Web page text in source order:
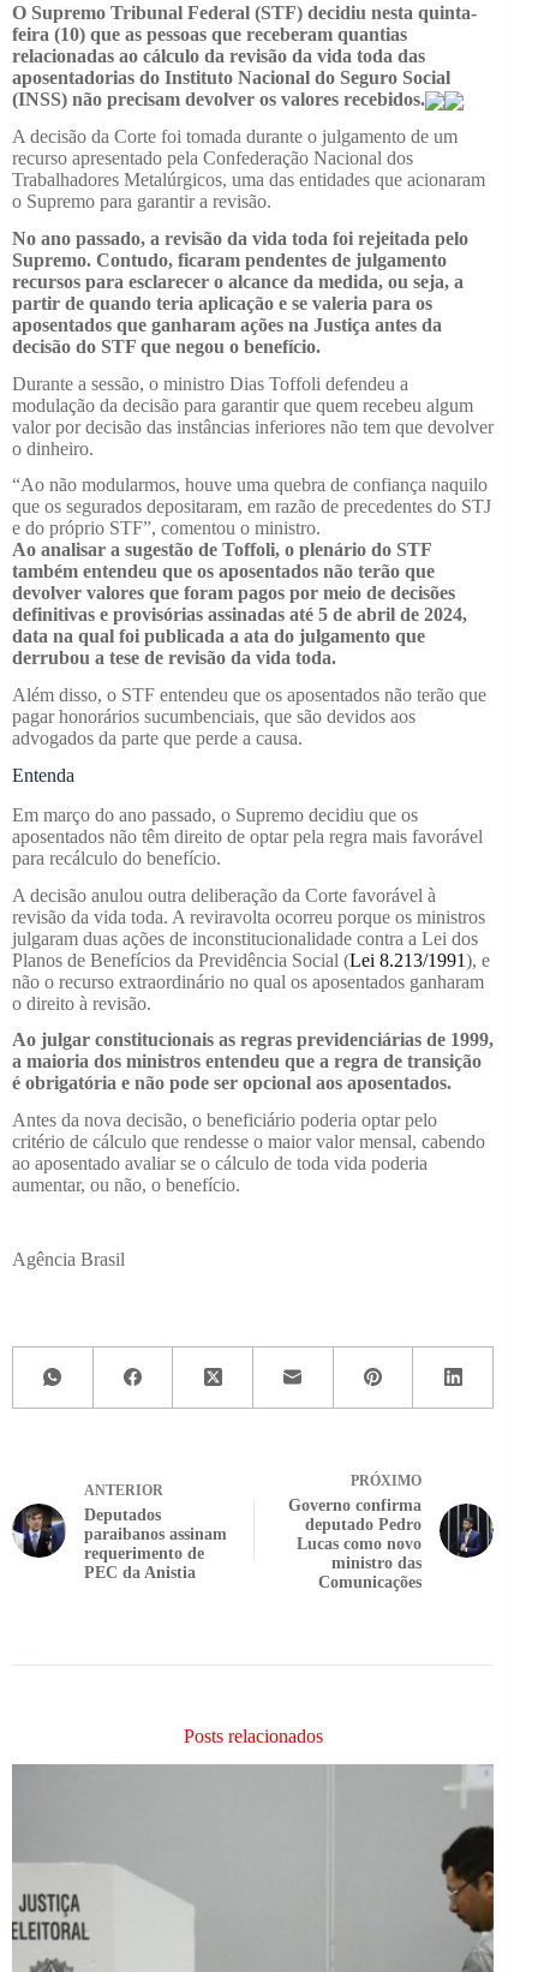
O Supremo Tribunal Federal (STF) decidiu nesta quinta-
feira (10) que as pessoas que receberam quantias
relacionadas ao cálculo da revisão da vida toda das
aposentadorias do Instituto Nacional do Seguro Social
(INSS) não precisam devolver os valores recebidos.
A decisão da Corte foi tomada durante o julgamento de um
recurso apresentado pela Confederação Nacional dos
Trabalhadores Metalúrgicos, uma das entidades que acionaram
o Supremo para garantir a revisão.
No ano passado, a revisão da vida toda foi rejeitada pelo
Supremo. Contudo, ficaram pendentes de julgamento
recursos para esclarecer o alcance da medida, ou seja, a
partir de quando teria aplicação e se valeria para os
aposentados que ganharam ações na Justiça antes da
decisão do STF que negou o benefício.
Durante a sessão, o ministro Dias Toffoli defendeu a
modulação da decisão para garantir que quem recebeu algum
valor por decisão das instâncias inferiores não tem que devolver
o dinheiro.
“Ao não modularmos, houve uma quebra de confiança naquilo
que os segurados depositaram, em razão de precedentes do STJ
e do próprio STF”, comentou o ministro.
Ao analisar a sugestão de Toffoli, o plenário do STF
também entendeu que os aposentados não terão que
devolver valores que foram pagos por meio de decisões
definitivas e provisórias assinadas até 5 de abril de 2024,
data na qual foi publicada a ata do julgamento que
derrubou a tese de revisão da vida toda.
Além disso, o STF entendeu que os aposentados não terão que
pagar honorários sucumbenciais, que são devidos aos
advogados da parte que perde a causa.
Entenda
Em março do ano passado, o Supremo decidiu que os
aposentados não têm direito de optar pela regra mais favorável
para recálculo do benefício.
A decisão anulou outra deliberação da Corte favorável à
revisão da vida toda. A reviravolta ocorreu porque os ministros
julgaram duas ações de inconstitucionalidade contra a Lei dos
Planos de Benefícios da Previdência Social (Lei 8.213/1991), e
não o recurso extraordinário no qual os aposentados ganharam
o direito à revisão.
Ao julgar constitucionais as regras previdenciárias de 1999,
a maioria dos ministros entendeu que a regra de transição
é obrigatória e não pode ser opcional aos aposentados.
Antes da nova decisão, o beneficiário poderia optar pelo
critério de cálculo que rendesse o maior valor mensal, cabendo
ao aposentado avaliar se o cálculo de toda vida poderia
aumentar, ou não, o benefício.
Agência Brasil
ANTERIOR
Deputados
paraibanos assinam
requerimento de
PEC da Anistia
PRÓXIMO
Governo confirma
deputado Pedro
Lucas como novo
ministro das
Comunicações
Posts relacionados